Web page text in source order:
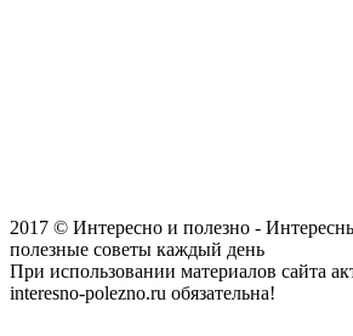
2017 © Интересно и полезно -
полезные советы каждый день
При использовании материалов сайта
interesno-polezno.ru обязательна!